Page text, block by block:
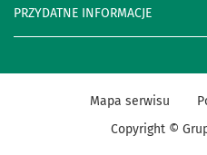
PRZYDATNE INFORMACJE
Mapa serwisu
Copyright ©